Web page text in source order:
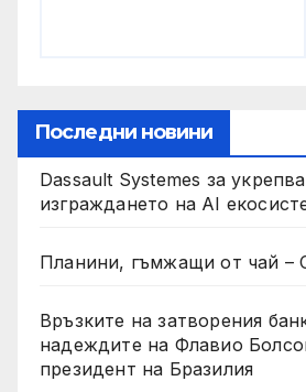
Последни новини
Dassault Systemes за
изграждането на AI
Планини, гъмжащи от чай –
Връзките на затворения
надеждите на Флавио
президент на Бразилия